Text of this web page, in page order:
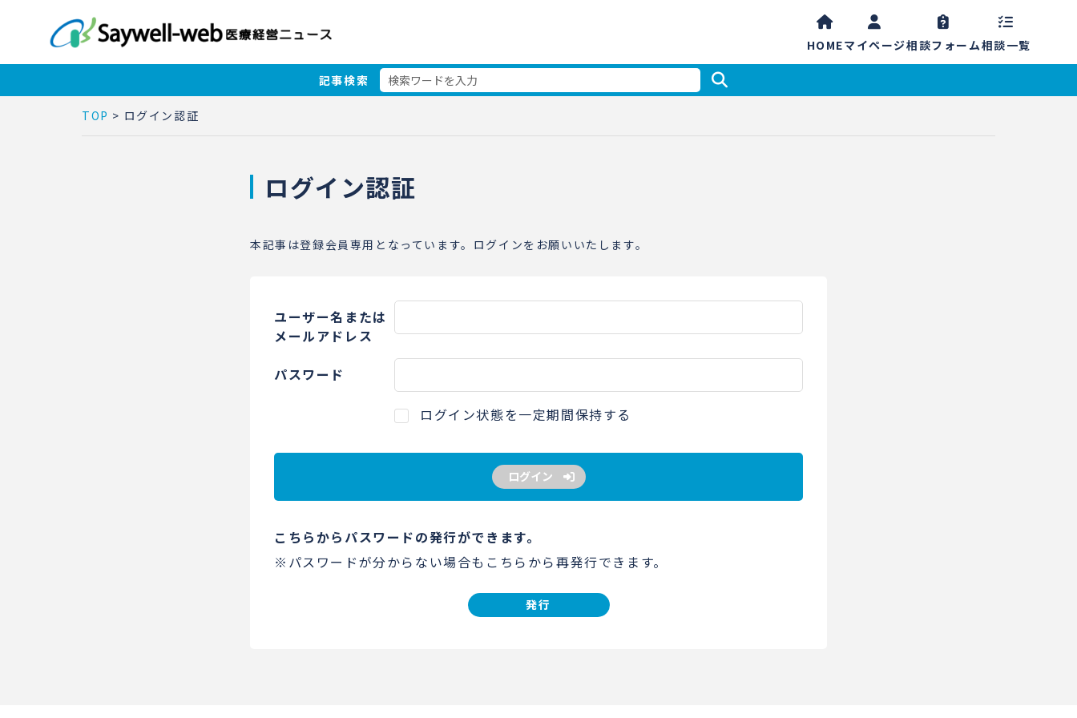
HOMEマイページ相談フォーム相談一覧
記事検索
TOP > ログイン認証
ログイン認証
本記事は登録会員専用となっています。ログインをお願いいたします。
ユーザー名または
メールアドレス
パスワード
ログイン状態を一定期間保持する
ログイン
こちらからパスワードの発行ができます。
※パスワードが分からない場合もこちらから再発行できます。
発行